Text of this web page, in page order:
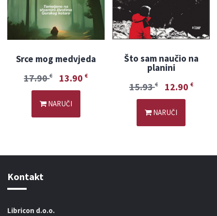
Srce mog medvjeda
17.90€ 13.90€
NARUČI
Što sam naučio na
planini
15.93€ 12.90 €
NARUČI
Kontakt
Libricon d.o.o.